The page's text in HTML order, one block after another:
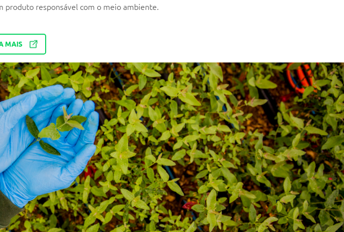
produto responsável com o meio ambiente.
MAIS